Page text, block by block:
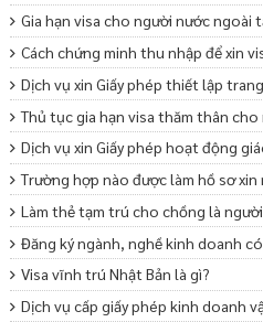
Gia hạn visa cho người nước ngoài
Cách chứng minh thu nhập để xin
Dịch vụ xin Giấy phép thiết lập
Thủ tục gia hạn visa thăm thân
Dịch vụ xin Giấy phép hoạt động
Trường hợp nào được làm hồ sơ
Làm thẻ tạm trú cho chồng là
Đăng ký ngành, nghề kinh doanh
Visa vĩnh trú Nhật Bản là gì?
Dịch vụ cấp giấy phép kinh doanh